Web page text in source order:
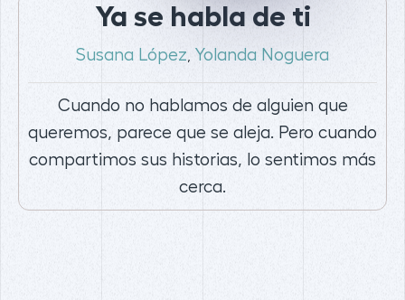
Ya se habla de ti
Susana López Yolanda Noguera
Cuando no hablamos de alguien que
queremos, parece que se aleja. Pero cuando
compartimos sus historias, lo sentimos más
cerca.